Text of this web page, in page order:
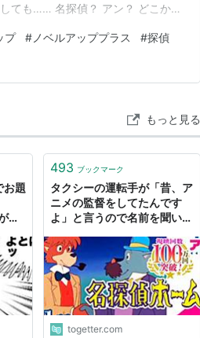
ても…… 名探偵？ アン？ どこかで
す。 koubo.jp k…
プ # ノベルアッププラス #探偵
もっと見る
お題
秀
ン」
493 ブックマーク
タクシーの運転手が「昔、ア
ニメの監督をしてたんです
よ」と言うので名前を聞いた
ン三世』『ガンバの冒険』の
御厨恭輔監督だった
togetter.com